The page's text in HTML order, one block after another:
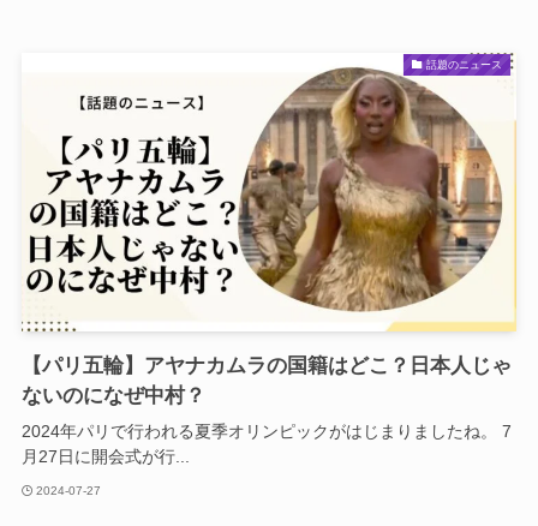
話題のニュース
【パリ五輪】アヤナカムラの国籍はどこ？日本人じゃ
ないのになぜ中村？
2024年パリで行われる夏季オリンピックがはじまりましたね。 7
月27日に開会式が行...
2024-07-27